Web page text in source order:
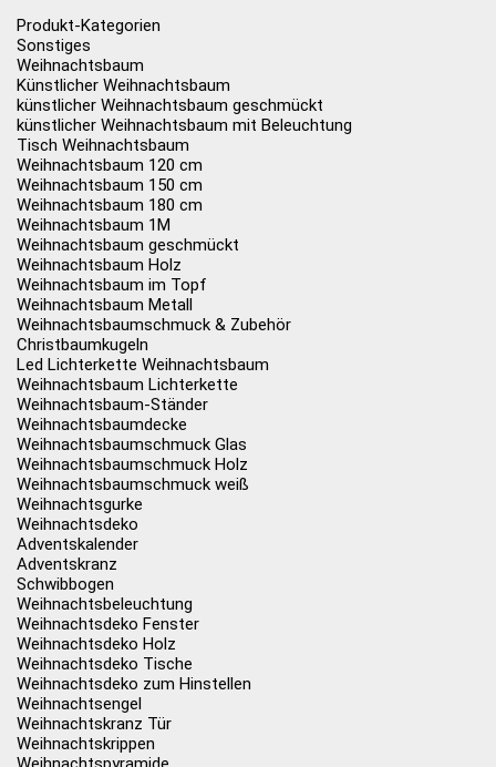
Produkt-Kategorien
Sonstiges
Weihnachtsbaum
Künstlicher Weihnachtsbaum
künstlicher Weihnachtsbaum geschmückt
künstlicher Weihnachtsbaum mit Beleuchtung
Tisch Weihnachtsbaum
Weihnachtsbaum 120 cm
Weihnachtsbaum 150 cm
Weihnachtsbaum 180 cm
Weihnachtsbaum 1M
Weihnachtsbaum geschmückt
Weihnachtsbaum Holz
Weihnachtsbaum im Topf
Weihnachtsbaum Metall
Weihnachtsbaumschmuck & Zubehör
Christbaumkugeln
Led Lichterkette Weihnachtsbaum
Weihnachtsbaum Lichterkette
Weihnachtsbaum-Ständer
Weihnachtsbaumdecke
Weihnachtsbaumschmuck Glas
Weihnachtsbaumschmuck Holz
Weihnachtsbaumschmuck weiß
Weihnachtsgurke
Weihnachtsdeko
Adventskalender
Adventskranz
Schwibbogen
Weihnachtsbeleuchtung
Weihnachtsdeko Fenster
Weihnachtsdeko Holz
Weihnachtsdeko Tische
Weihnachtsdeko zum Hinstellen
Weihnachtsengel
Weihnachtskranz Tür
Weihnachtskrippen